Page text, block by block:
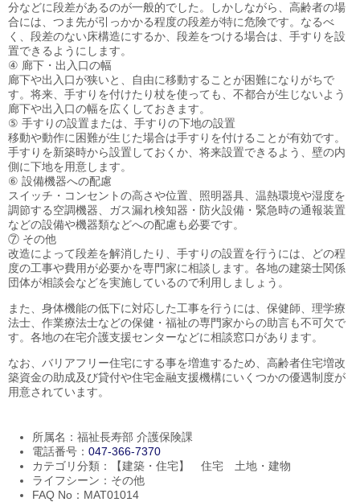
分などに段差があるのが一般的でした。しかしながら、高齢者の場
合には、つま先が引っかかる程度の段差が特に危険です。なるべ
く、段差のない床構造にするか、段差をつける場合は、手すりを設
置できるようにします。
④ 廊下・出入口の幅
廊下や出入口が狭いと、自由に移動することが困難になりがちで
す。将来、手すりを付けたり杖を使っても、不都合が生じないよう
廊下や出入口の幅を広くしておきます。
⑤ 手すりの設置または、手すりの下地の設置
移動や動作に困難が生じた場合は手すりを付けることが有効です。
手すりを新築時から設置しておくか、将来設置できるよう、壁の内
側に下地を用意します。
⑥ 設備機器への配慮
スイッチ・コンセントの高さや位置、照明器具、温熱環境や湿度を
調節する空調機器、ガス漏れ検知器・防火設備・緊急時の通報装置
などの設備や機器類などへの配慮も必要です。
⑦ その他
改造によって段差を解消したり、手すりの設置を行うには、どの程
度の工事や費用が必要かを専門家に相談します。各地の建築士関係
団体が相談会などを実施しているので利用しましょう。
また、身体機能の低下に対応した工事を行うには、保健師、理学療
法士、作業療法士などの保健・福祉の専門家からの助言も不可欠で
す。各地の在宅介護支援センターなどに相談窓口があります。
なお、バリアフリー住宅にする事を増進するため、高齢者住宅増改
築資金の助成及び貸付や住宅金融支援機構にいくつかの優遇制度が
用意されています。
所属名：福祉長寿部 介護保険課
電話番号： 047-366-7370
カテゴリ分類：【建築・住宅】 住宅 土地・建物
ライフシーン：その他
FAQ No：MAT01014